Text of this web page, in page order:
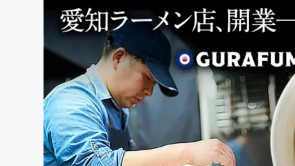
アート・写真 音
テクノロジー・ガジェット ゲ
映像・映画 書
ビジネス・起業
まちづくり・地域活性化